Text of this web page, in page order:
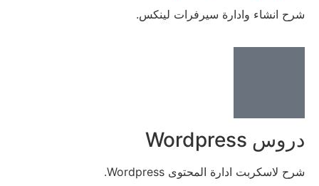
شرح انشاء وادارة سيرفرات لينكس.
دروس Wordpress
شرح لاسكربت ادارة المحتوى Wordpress.